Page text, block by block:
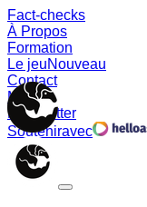
Fact-checks
À Propos
Formation
Le jeuNouveau
Contact
Memes
Newsletter
Souteniravec